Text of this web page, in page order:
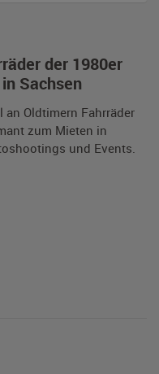
der 1980er
Sachsen
an Oldtimern Fahrräder
zum Mieten in
und Events.